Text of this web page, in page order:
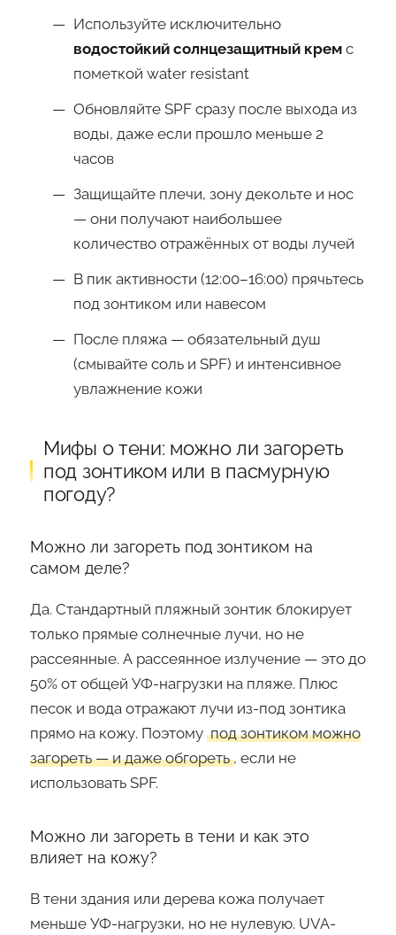
Используйте исключительно
водостойкий солнцезащитный крем с
пометкой water resistant
Обновляйте SPF сразу после выхода из
воды, даже если прошло меньше 2
часов
Защищайте плечи, зону декольте и нос
— они получают наибольшее
количество отражённых от воды лучей
В пик активности (12:00–16:00) прячьтесь
под зонтиком или навесом
После пляжа — обязательный душ
(смывайте соль и SPF) и интенсивное
увлажнение кожи
Мифы о тени: можно ли загореть
под зонтиком или в пасмурную
погоду?
Можно ли загореть под зонтиком на
самом деле?
Да. Стандартный пляжный зонтик блокирует
только прямые солнечные лучи, но не
рассеянные. А рассеянное излучение — это до
50% от общей УФ-нагрузки на пляже. Плюс
песок и вода отражают лучи из-под зонтика
прямо на кожу. Поэтому под зонтиком можно
загореть — и даже обгореть , если не
использовать SPF.
Можно ли загореть в тени и как это
влияет на кожу?
В тени здания или дерева кожа получает
меньше УФ-нагрузки, но не нулевую. UVA-